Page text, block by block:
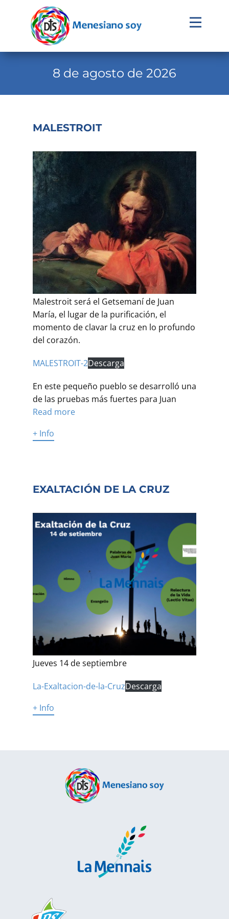
Evangelio
Institucional
Familia Menesiana
Pastoral Vocacional
Recursos
Contacto
Buscar
8 de agosto de 2026
MALESTROIT
Malestroit será el Getsemaní de Juan
María, el lugar de la purificación, el
momento de clavar la cruz en lo profundo
del corazón.
MALESTROIT-2Descarga
En este pequeño pueblo se desarrolló una
de las pruebas más fuertes para Juan
Read more
+ Info
EXALTACIÓN DE LA CRUZ
Jueves 14 de septiembre
La-Exaltacion-de-la-CruzDescarga
+ Info